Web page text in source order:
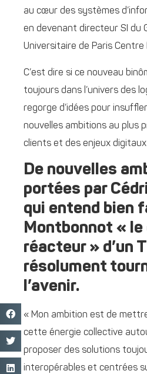
au cœur des systèmes
en devenant directeur SI du
Universitaire de Paris Centre
C’est dire si ce nouveau
toujours dans l’univers des
regorge d’idées pour insuffler
nouvelles ambitions au plus
clients et des enjeux
De nouvelles
portées par
qui entend bien
Montbonnot «
réacteur » d’un
résolument
l’avenir.
« Mon ambition est de
cette énergie collective
proposer des solutions
interopérables et centrées